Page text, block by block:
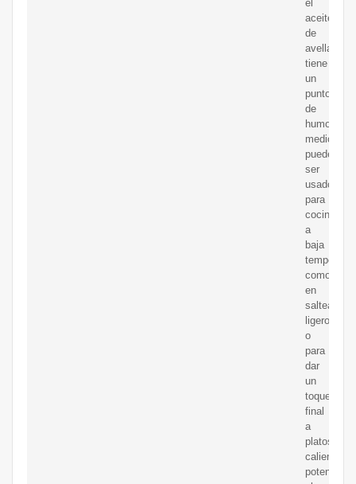
el
aceite
de
avellana
tiene
un
punto
de
humo
medio,
puede
ser
usado
para
cocinar
a
baja
como
en
salteados
ligeros
o
para
dar
un
toque
final
a
platos
calientes,